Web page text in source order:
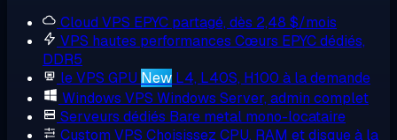
Cloud VPS EPYC partagé, dès 2,48 $/mois
VPS hautes performances Cœurs EPYC dédiés,
DDR5
le VPS GPU New L4, L40S, H100 à la demande
Windows VPS Windows Server, admin complet
Serveurs dédiés Bare metal mono-locataire
Custom VPS Choisissez CPU, RAM et disque à la